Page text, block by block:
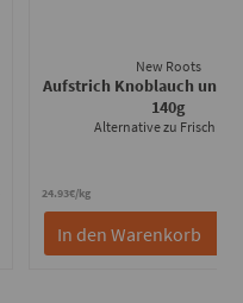
New Roots
Aufstrich Knoblauch und
140g
Alternative zu Frischkäse
24.93€/kg
In den Warenkorb